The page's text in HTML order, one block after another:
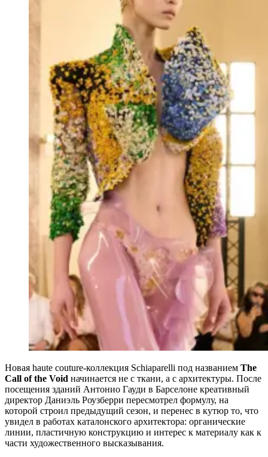
Новая haute couture-коллекция Schiaparelli под названием The
Call of the Void начинается не с ткани, а с архитектуры. После
посещения зданий Антонио Гауди в Барселоне креативный
директор Даниэль Роузберри пересмотрел формулу, на
которой строил предыдущий сезон, и перенес в кутюр то, что
увидел в работах каталонского архитектора: органические
линии, пластичную конструкцию и интерес к материалу как к
части художественного высказывания.